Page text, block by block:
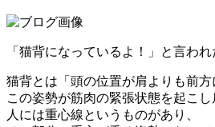
「猫背になっているよ！」と言わ
猫背とは「頭の位置が肩よりも前方
この姿勢が筋肉の緊張状態を起こ
人には重心線というものがあり、